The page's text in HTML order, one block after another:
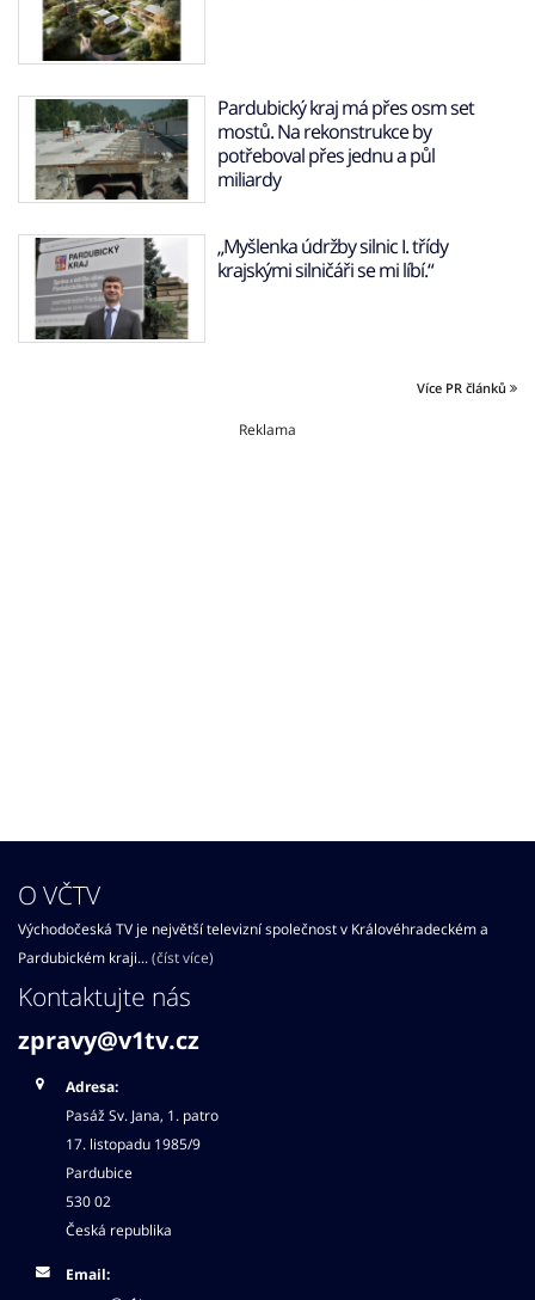
Pardubický kraj má přes osm set
mostů. Na rekonstrukce by
potřeboval přes jednu a půl
miliardy
„Myšlenka údržby silnic I. třídy
krajskými silničáři se mi líbí.“
Více PR článků
Reklama
O VČTV
Východočeská TV je největší televizní společnost v Královéhradeckém a
Pardubickém kraji... (číst více)
Kontaktujte nás
zpravy@v1tv.cz
Adresa:
Pasáž Sv. Jana, 1. patro
17. listopadu 1985/9
Pardubice
530 02
Česká republika
Email: